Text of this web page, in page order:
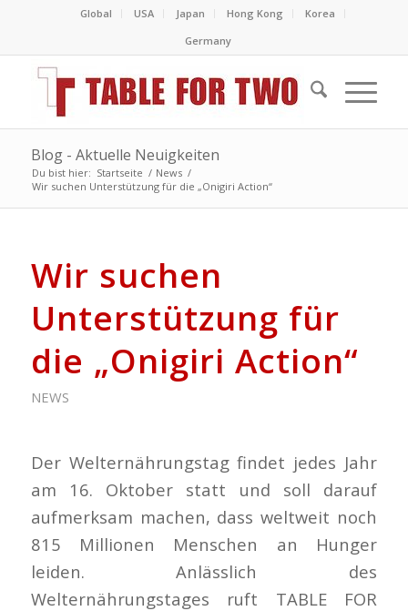
Global USA Japan Hong Kong
Korea
Germany
Blog - Aktuelle Neuigkeiten
Du bist hier: Startseite / News /
Wir suchen Unterstützung für die „Onigiri Action“
Wir suchen
Unterstützung für
die „Onigiri Action“
NEWS
Der Welternährungstag findet jedes Jahr
am 16. Oktober statt und soll darauf
aufmerksam machen, dass weltweit noch
815 Millionen Menschen an Hunger
leiden. Anlässlich des
Welternährungstages ruft TABLE FOR